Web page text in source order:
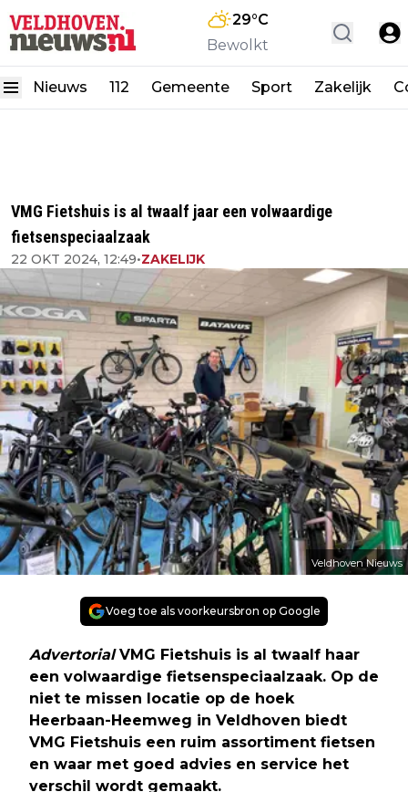
29°C
Bewolkt
Nieuws 112 Gemeente Sport Zakelijk
VMG Fietshuis is al twaalf jaar een volwaardige
fietsenspeciaalzaak
22 OKT 2024, 12:49•ZAKELIJK
Veldhoven Nieuws
Voeg toe als voorkeursbron op Google
AdvertorialVMG Fietshuis is al twaalf haar
een volwaardige fietsenspeciaalzaak. Op de
niet te missen locatie op de hoek
Heerbaan-Heemweg in Veldhoven biedt
VMG Fietshuis een ruim assortiment fietsen
en waar met goed advies en service het
verschil wordt gemaakt.